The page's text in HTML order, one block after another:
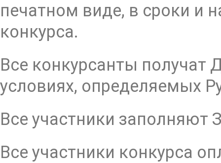
печатном виде, в сроки и
конкурса.
Все конкурсанты получат
условиях, определяемых
Все участники заполняют
Все участники конкурса